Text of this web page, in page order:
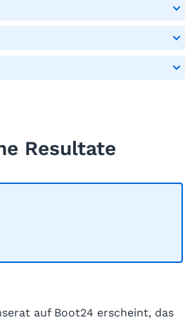
Resultate
auf Boot24 erscheint, das